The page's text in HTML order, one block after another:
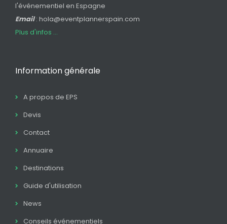
l'événementiel en Espagne
Email: hola@eventplannerspain.com
Plus d'infos ...
Information générale
A propos de EPS
Devis
Contact
Annuaire
Destinations
Guide d'utilisation
News
Conseils événementiels